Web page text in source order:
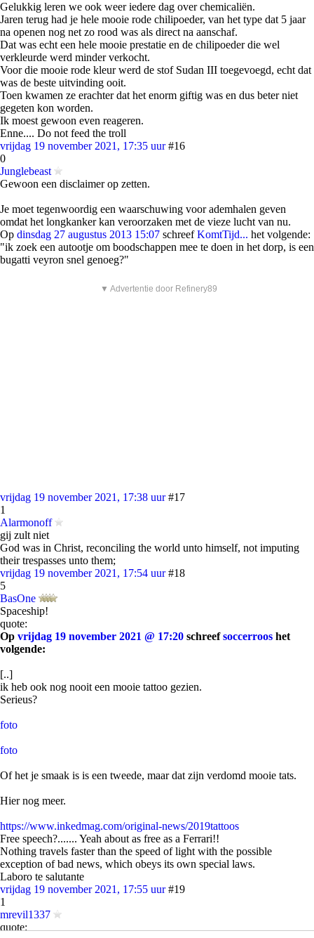
Gelukkig leren we ook weer iedere dag over chemicaliën.
Jaren terug had je hele mooie rode chilipoeder, van het type dat 5 jaar
na openen nog net zo rood was als direct na aanschaf.
Dat was echt een hele mooie prestatie en de chilipoeder die wel
verkleurde werd minder verkocht.
Voor die mooie rode kleur werd de stof Sudan III toegevoegd, echt dat
was de beste uitvinding ooit.
Toen kwamen ze erachter dat het enorm giftig was en dus beter niet
gegeten kon worden.
Ik moest gewoon even reageren.
Enne.... Do not feed the troll
vrijdag 19 november 2021, 17:35 uur #16
0
Junglebeast
Gewoon een disclaimer op zetten.
Je moet tegenwoordig een waarschuwing voor ademhalen geven
omdat het longkanker kan veroorzaken met de vieze lucht van nu.
Op dinsdag 27 augustus 2013 15:07 schreefKomtTijd... het volgende:
"ik zoek een autootje om boodschappen mee te doen in het dorp, is een
bugatti veyron snel genoeg?"
▼ Advertentie door Refinery89
vrijdag 19 november 2021, 17:38 uur #17
1
Alarmonoff
gij zult niet
God was in Christ, reconciling the world unto himself, not imputing
their trespasses unto them;
vrijdag 19 november 2021, 17:54 uur #18
5
BasOne
Spaceship!
quote:
Op vrijdag 19 november 2021 @ 17:20 schreefsoccerroos het
volgende:
[..]
ik heb ook nog nooit een mooie tattoo gezien.
Serieus?
foto
foto
Of het je smaak is is een tweede, maar dat zijn verdomd mooie tats.
Hier nog meer.
https://www.inkedmag.com/original-news/2019tattoos
Free speech?....... Yeah about as free as a Ferrari!!
Nothing travels faster than the speed of light with the possible
exception of bad news, which obeys its own special laws.
Laboro te salutante
vrijdag 19 november 2021, 17:55 uur #19
1
mrevil1337
quote: